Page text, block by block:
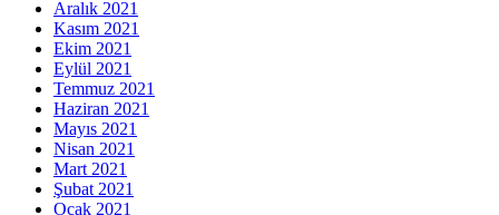
Aralık 2021
Kasım 2021
Ekim 2021
Eylül 2021
Temmuz 2021
Haziran 2021
Mayıs 2021
Nisan 2021
Mart 2021
Şubat 2021
Ocak 2021